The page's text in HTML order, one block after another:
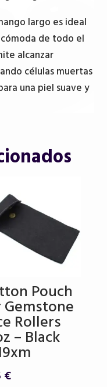
largo es ideal
de todo el
alcanzar
células muertas
una piel suave y
Pouch
Rollers
– Black
€